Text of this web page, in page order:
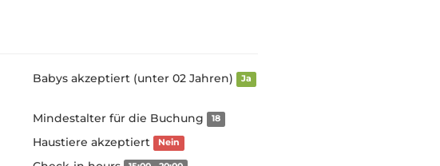
Babys akzeptiert (unter 02 Jahren) Ja
Mindestalter für die Buchung 18
Haustiere akzeptiert Nein